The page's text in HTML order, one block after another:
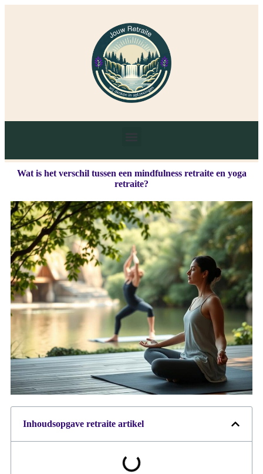
Wat is het verschil tussen een mindfulness retraite en yoga
retraite?
Inhoudsopgave retraite artikel